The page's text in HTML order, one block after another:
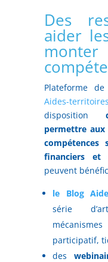
Des
aider
Plateforme
Aides-territoires
disposition
permettre
financiers et
peuvent
le Blog
série
participatif,
des